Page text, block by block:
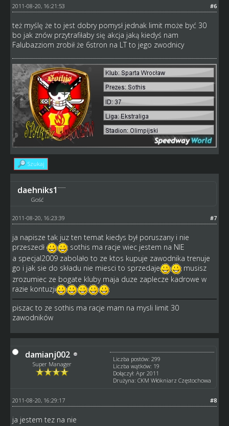
#6
2011-08-20, 16:21:53
też myślę że to jest dobry pomysł jednak limit może być 30
bo jak znów przytrafiłaby się akcja jaką kiedyś nam
Falubazziom zrobił że 6stron na LT to jego zwodnicy
Szukaj
daehniks1
Gość
#7
2011-08-20, 16:23:39
ja napisze tak juz ten temat kiedys był poruszany i nie
przeszedł
sothis ma racje wiec jestem na NIE
a specjal2009 zabolało to ze ktos kupuje zawodnika trenuje
go i jak sie do składu nie miesci to sprzedaje
musisz
zrozumiec ze bogate kluby maja duze zaplecze kadrowe w
razie kontuzji
piszac to ze sothis ma racje mam na mysli limit 30
zawodników
damianj002
Super Manager
Liczba postów: 299
Liczba wątków: 19
Dołączył: Apr 2011
Drużyna: CKM Włókniarz Częstochowa
#8
2011-08-20, 16:29:17
ja jestem tez na nie